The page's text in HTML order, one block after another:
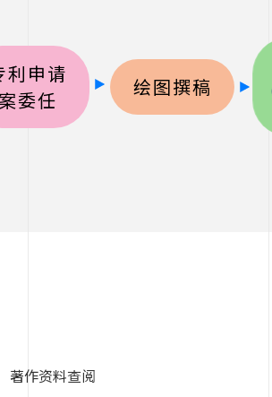
利申请
案委任
绘图撰稿
著作资料查阅